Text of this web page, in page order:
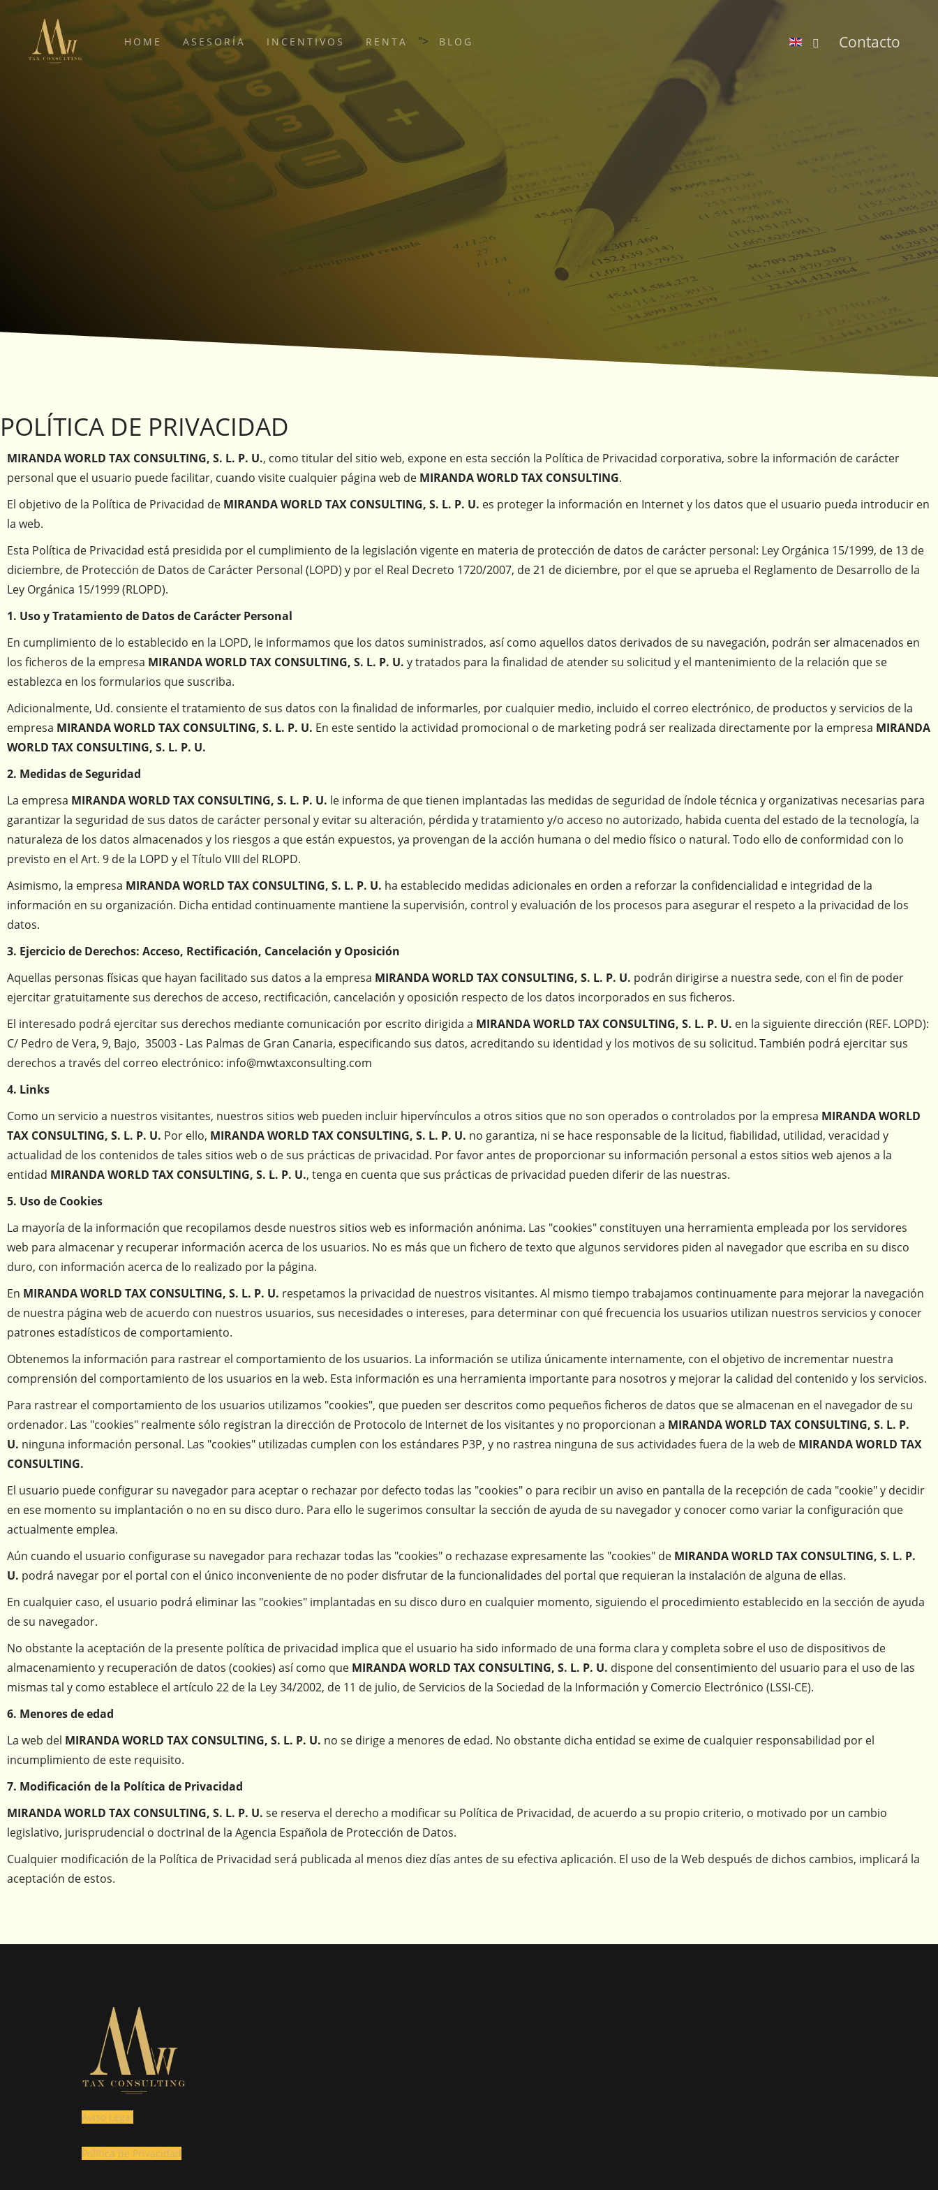
Contacto
HOME ASESORÍA INCENTIVOS RENTA "> BLOG
POLÍTICA DE PRIVACIDAD
MIRANDA WORLD TAX CONSULTING, S. L. P. U., como titular del sitio web, expone en esta sección la Política de Privacidad corporativa, sobre la información de carácter
personal que el usuario puede facilitar, cuando visite cualquier página web de MIRANDA WORLD TAX CONSULTING.
El objetivo de la Política de Privacidad de MIRANDA WORLD TAX CONSULTING, S. L. P. U. es proteger la información en Internet y los datos que el usuario pueda introducir en
la web.
Esta Política de Privacidad está presidida por el cumplimiento de la legislación vigente en materia de protección de datos de carácter personal: Ley Orgánica 15/1999, de 13 de
diciembre, de Protección de Datos de Carácter Personal (LOPD) y por el Real Decreto 1720/2007, de 21 de diciembre, por el que se aprueba el Reglamento de Desarrollo de la
Ley Orgánica 15/1999 (RLOPD).
1. Uso y Tratamiento de Datos de Carácter Personal
En cumplimiento de lo establecido en la LOPD, le informamos que los datos suministrados, así como aquellos datos derivados de su navegación, podrán ser almacenados en
los ficheros de la empresa MIRANDA WORLD TAX CONSULTING, S. L. P. U. y tratados para la finalidad de atender su solicitud y el mantenimiento de la relación que se
establezca en los formularios que suscriba.
Adicionalmente, Ud. consiente el tratamiento de sus datos con la finalidad de informarles, por cualquier medio, incluido el correo electrónico, de productos y servicios de la
empresa MIRANDA WORLD TAX CONSULTING, S. L. P. U. En este sentido la actividad promocional o de marketing podrá ser realizada directamente por la empresa MIRANDA
WORLD TAX CONSULTING, S. L. P. U.
2. Medidas de Seguridad
La empresa MIRANDA WORLD TAX CONSULTING, S. L. P. U. le informa de que tienen implantadas las medidas de seguridad de índole técnica y organizativas necesarias para
garantizar la seguridad de sus datos de carácter personal y evitar su alteración, pérdida y tratamiento y/o acceso no autorizado, habida cuenta del estado de la tecnología, la
naturaleza de los datos almacenados y los riesgos a que están expuestos, ya provengan de la acción humana o del medio físico o natural. Todo ello de conformidad con lo
previsto en el Art. 9 de la LOPD y el Título VIII del RLOPD.
Asimismo, la empresa MIRANDA WORLD TAX CONSULTING, S. L. P. U. ha establecido medidas adicionales en orden a reforzar la confidencialidad e integridad de la
información en su organización. Dicha entidad continuamente mantiene la supervisión, control y evaluación de los procesos para asegurar el respeto a la privacidad de los
datos.
3. Ejercicio de Derechos: Acceso, Rectificación, Cancelación y Oposición
Aquellas personas físicas que hayan facilitado sus datos a la empresa MIRANDA WORLD TAX CONSULTING, S. L. P. U. podrán dirigirse a nuestra sede, con el fin de poder
ejercitar gratuitamente sus derechos de acceso, rectificación, cancelación y oposición respecto de los datos incorporados en sus ficheros.
El interesado podrá ejercitar sus derechos mediante comunicación por escrito dirigida a MIRANDA WORLD TAX CONSULTING, S. L. P. U. en la siguiente dirección (REF. LOPD):
C/ Pedro de Vera, 9, Bajo, 35003 - Las Palmas de Gran Canaria, especificando sus datos, acreditando su identidad y los motivos de su solicitud. También podrá ejercitar sus
derechos a través del correo electrónico: info@mwtaxconsulting.com
4. Links
Como un servicio a nuestros visitantes, nuestros sitios web pueden incluir hipervínculos a otros sitios que no son operados o controlados por la empresa MIRANDA WORLD
TAX CONSULTING, S. L. P. U. Por ello, MIRANDA WORLD TAX CONSULTING, S. L. P. U. no garantiza, ni se hace responsable de la licitud, fiabilidad, utilidad, veracidad y
actualidad de los contenidos de tales sitios web o de sus prácticas de privacidad. Por favor antes de proporcionar su información personal a estos sitios web ajenos a la
entidad MIRANDA WORLD TAX CONSULTING, S. L. P. U., tenga en cuenta que sus prácticas de privacidad pueden diferir de las nuestras.
5. Uso de Cookies
La mayoría de la información que recopilamos desde nuestros sitios web es información anónima. Las "cookies" constituyen una herramienta empleada por los servidores
web para almacenar y recuperar información acerca de los usuarios. No es más que un fichero de texto que algunos servidores piden al navegador que escriba en su disco
duro, con información acerca de lo realizado por la página.
En MIRANDA WORLD TAX CONSULTING, S. L. P. U. respetamos la privacidad de nuestros visitantes. Al mismo tiempo trabajamos continuamente para mejorar la navegación
de nuestra página web de acuerdo con nuestros usuarios, sus necesidades o intereses, para determinar con qué frecuencia los usuarios utilizan nuestros servicios y conocer
patrones estadísticos de comportamiento.
Obtenemos la información para rastrear el comportamiento de los usuarios. La información se utiliza únicamente internamente, con el objetivo de incrementar nuestra
comprensión del comportamiento de los usuarios en la web. Esta información es una herramienta importante para nosotros y mejorar la calidad del contenido y los servicios.
Para rastrear el comportamiento de los usuarios utilizamos "cookies", que pueden ser descritos como pequeños ficheros de datos que se almacenan en el navegador de su
ordenador. Las "cookies" realmente sólo registran la dirección de Protocolo de Internet de los visitantes y no proporcionan a MIRANDA WORLD TAX CONSULTING, S. L. P.
U. ninguna información personal. Las "cookies" utilizadas cumplen con los estándares P3P, y no rastrea ninguna de sus actividades fuera de la web de MIRANDA WORLD TAX
CONSULTING.
El usuario puede configurar su navegador para aceptar o rechazar por defecto todas las "cookies" o para recibir un aviso en pantalla de la recepción de cada "cookie" y decidir
en ese momento su implantación o no en su disco duro. Para ello le sugerimos consultar la sección de ayuda de su navegador y conocer como variar la configuración que
actualmente emplea.
Aún cuando el usuario configurase su navegador para rechazar todas las "cookies" o rechazase expresamente las "cookies" de MIRANDA WORLD TAX CONSULTING, S. L. P.
U. podrá navegar por el portal con el único inconveniente de no poder disfrutar de la funcionalidades del portal que requieran la instalación de alguna de ellas.
En cualquier caso, el usuario podrá eliminar las "cookies" implantadas en su disco duro en cualquier momento, siguiendo el procedimiento establecido en la sección de ayuda
de su navegador.
No obstante la aceptación de la presente política de privacidad implica que el usuario ha sido informado de una forma clara y completa sobre el uso de dispositivos de
almacenamiento y recuperación de datos (cookies) así como que MIRANDA WORLD TAX CONSULTING, S. L. P. U. dispone del consentimiento del usuario para el uso de las
mismas tal y como establece el artículo 22 de la Ley 34/2002, de 11 de julio, de Servicios de la Sociedad de la Información y Comercio Electrónico (LSSI-CE).
6. Menores de edad
La web del MIRANDA WORLD TAX CONSULTING, S. L. P. U. no se dirige a menores de edad. No obstante dicha entidad se exime de cualquier responsabilidad por el
incumplimiento de este requisito.
7. Modificación de la Política de Privacidad
MIRANDA WORLD TAX CONSULTING, S. L. P. U. se reserva el derecho a modificar su Política de Privacidad, de acuerdo a su propio criterio, o motivado por un cambio
legislativo, jurisprudencial o doctrinal de la Agencia Española de Protección de Datos.
Cualquier modificación de la Política de Privacidad será publicada al menos diez días antes de su efectiva aplicación. El uso de la Web después de dichos cambios, implicará la
aceptación de estos.
Aviso Legal
Política de Privacidad